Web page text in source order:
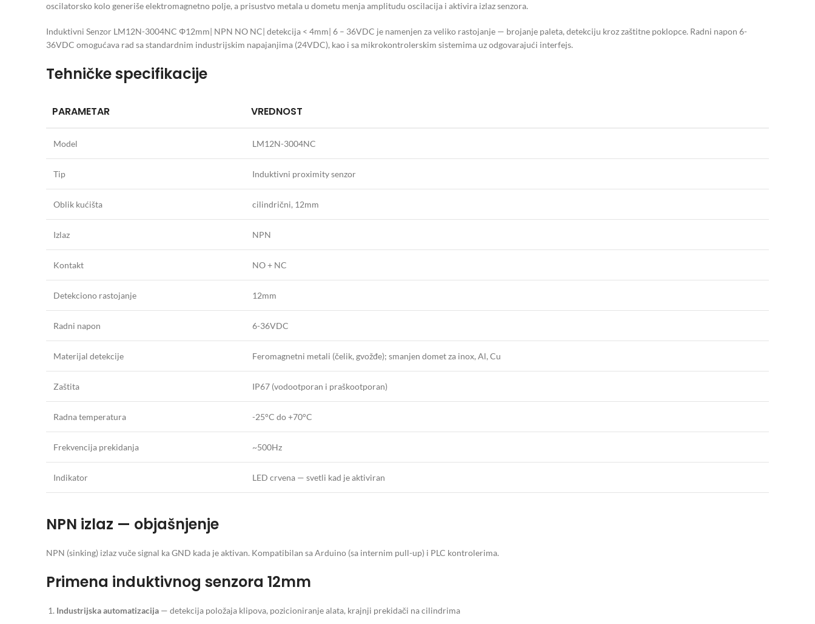
oscilatorsko kolo generiše elektromagnetno polje, a prisustvo metala u dometu menja amplitudu oscilacija i aktivira izlaz senzora.
Induktivni Senzor LM12N-3004NC Φ12mm| NPN NO NC| detekcija < 4mm| 6 – 36VDC je namenjen za veliko rastojanje — brojanje paleta, detekciju kroz zaštitne poklopce. Radni napon 6-
36VDC omogućava rad sa standardnim industrijskim napajanjima (24VDC), kao i sa mikrokontrolerskim sistemima uz odgovarajući interfejs.
Tehničke specifikacije
PARAMETAR VREDNOST
Model LM12N-3004NC
Tip Induktivni proximity senzor
Oblik kućišta cilindrični, 12mm
Izlaz NPN
Kontakt NO + NC
Detekciono rastojanje 12mm
Radni napon 6-36VDC
Materijal detekcije Feromagnetni metali (čelik, gvožđe); smanjen domet za inox, Al, Cu
Zaštita IP67 (vodootporan i praškootporan)
Radna temperatura -25°C do +70°C
Frekvencija prekidanja ~500Hz
Indikator LED crvena — svetli kad je aktiviran
NPN izlaz — objašnjenje
NPN (sinking) izlaz vuče signal ka GND kada je aktivan. Kompatibilan sa Arduino (sa internim pull-up) i PLC kontrolerima.
Primena induktivnog senzora 12mm
Industrijska automatizacija — detekcija položaja klipova, pozicioniranje alata, krajnji prekidači na cilindrima